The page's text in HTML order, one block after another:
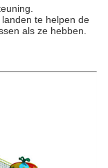
te helpen de
als ze hebben.